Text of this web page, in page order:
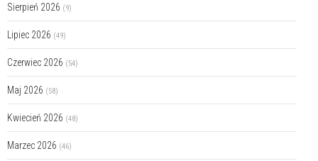
Sierpień 2026 (9)
Lipiec 2026 (49)
Czerwiec 2026 (54)
Maj 2026 (58)
Kwiecień 2026 (48)
Marzec 2026 (46)